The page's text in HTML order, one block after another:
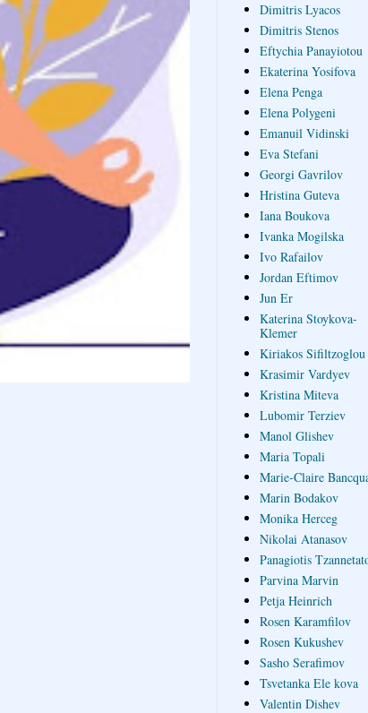
Dimitris Lyacos
Dimitris Stenos
Eftychia Panayiotou
Ekaterina Yosifova
Elena Penga
Elena Polygeni
Emanuil Vidinski
Eva Stefani
Georgi Gavrilov
Hristina Guteva
Iana Boukova
Ivanka Mogilska
Ivo Rafailov
Jordan Eftimov
Jun Er
Katerina Stoykova-
Klemer
Kiriakos Sifiltzoglou
Krasimir Vardyev
Kristina Miteva
Lubomir Terziev
Manol Glishev
Maria Topali
Marie-Claire
Marin Bodakov
Monika Herceg
Nikolai Atanasov
Panagiotis
Parvina Marvin
Petja Heinrich
Rosen Karamfilov
Rosen Kukushev
Sasho Serafimov
Tsvetanka Ele kova
Valentin Dishev